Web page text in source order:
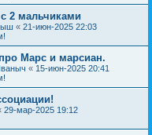
2 мальчиками
« 21-июн-2025 22:03
Марс и марсиан.
« 15-июн-2025 20:41
29-мар-2025 19:12